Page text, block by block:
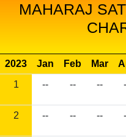
MAHARAJ
2023 Jan Feb Mar
1
-- -- --
2 -- -- --